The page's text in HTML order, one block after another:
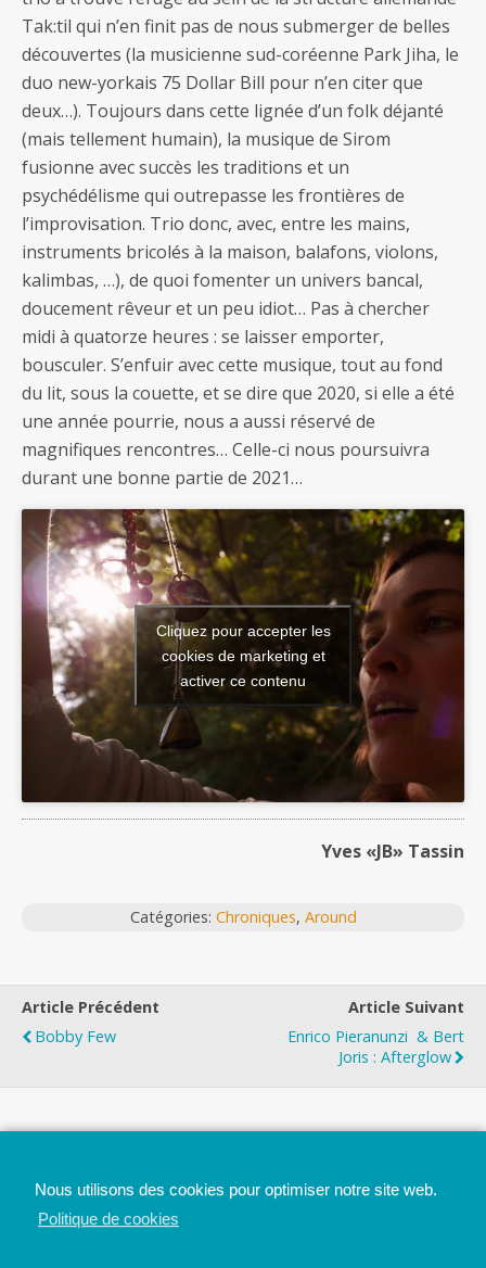
Tak:til qui n’en finit pas de nous submerger de belles
découvertes (la musicienne sud-coréenne Park Jiha, le
duo new-yorkais 75 Dollar Bill pour n’en citer que
deux…). Toujours dans cette lignée d’un folk déjanté
(mais tellement humain), la musique de Sirom
fusionne avec succès les traditions et un
psychédélisme qui outrepasse les frontières de
l’improvisation. Trio donc, avec, entre les mains,
instruments bricolés à la maison, balafons, violons,
kalimbas, …), de quoi fomenter un univers bancal,
doucement rêveur et un peu idiot… Pas à chercher
midi à quatorze heures : se laisser emporter,
bousculer. S’enfuir avec cette musique, tout au fond
du lit, sous la couette, et se dire que 2020, si elle a été
une année pourrie, nous a aussi réservé de
magnifiques rencontres… Celle-ci nous poursuivra
durant une bonne partie de 2021…
Cliquez pour accepter les
cookies de marketing et
activer ce contenu
Yves «JB» Tassin
Catégories: Chroniques, Around
Article Précédent
Bobby Few
Article Suivant
Enrico Pieranunzi & Bert
Joris : Afterglow
Nous utilisons des cookies pour optimiser notre site web.
Politique de cookies